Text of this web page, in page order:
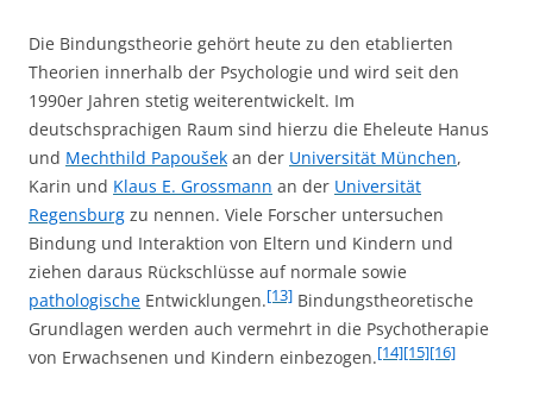
Die Bindungstheorie gehört heute zu den etablierten
Theorien innerhalb der Psychologie und wird seit den
1990er Jahren stetig weiterentwickelt. Im
deutschsprachigen Raum sind hierzu die Eheleute Hanus
und Mechthild Papoušek an der Universität München,
Karin und Klaus E. Grossmann an der Universität
Regensburg zu nennen. Viele Forscher untersuchen
Bindung und Interaktion von Eltern und Kindern und
ziehen daraus Rückschlüsse auf normale sowie
pathologische Entwicklungen.[13] Bindungstheoretische
Grundlagen werden auch vermehrt in die Psychotherapie
von Erwachsenen und Kindern einbezogen.[14][15][16]